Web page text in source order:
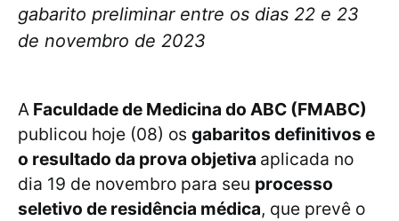
gabarito preliminar entre os dias 22 e 23
de novembro de 2023
A Faculdade de Medicina do ABC (FMABC)
publicou hoje (08) os gabaritos definitivos e
o resultado da prova objetiva aplicada no
dia 19 de novembro para seu processo
seletivo de residência médica, que prevê o